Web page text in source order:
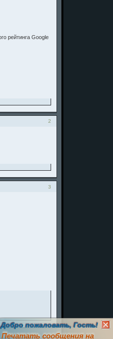
рейтинга Google
2
3
Добро пожаловать, Гость!
Печатать сообщения на